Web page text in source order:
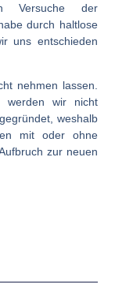
Versuche der
durch haltlose
uns entschieden
nehmen lassen.
werden wir nicht
weshalb
mit oder ohne
zur neuen